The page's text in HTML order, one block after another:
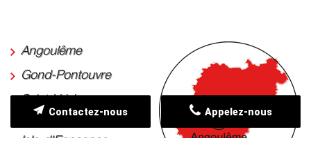
Angoulême
Gond-Pontouvre
Charente
Isle-d'Espagnac
Appelez-nous
Contactez-nous